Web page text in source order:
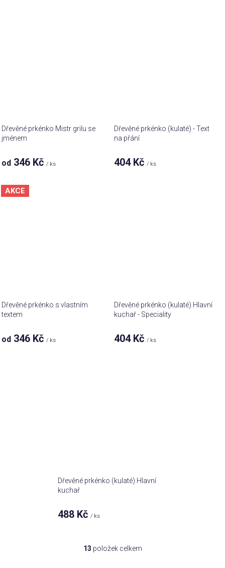
Dřevěné prkénko Mistr grilu se
jménem
od 346 Kč/ ks
Dřevěné prkénko (kulaté) - Text
na přání
404 Kč/ ks
AKCE
Dřevěné prkénko s vlastním
textem
od 346 Kč / ks
Dřevěné prkénko (kulaté) Hlavní
kuchař - Speciality
404 Kč / ks
Dřevěné prkénko (kulaté) Hlavní
kuchař
488 Kč/ ks
O
13 položek celkem